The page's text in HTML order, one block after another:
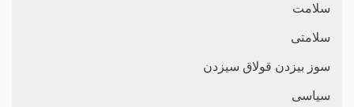
سلامت
سلامتی
سوز بیزدن قولاق سیزدن
سیاسی